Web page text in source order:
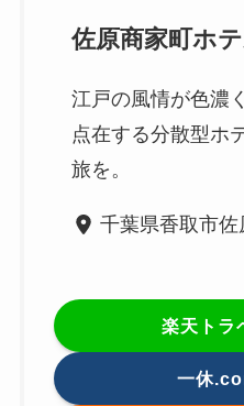
佐原商家町ホ
江戸の風情が色濃
点在する分散型ホ
旅を。
千葉県香取市佐
楽天トラ
一休